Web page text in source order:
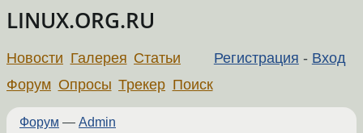
LINUX.ORG.RU
Регистрация - Вход
Новости Галерея Статьи
Форум Опросы Трекер Поиск
Форум — Admin